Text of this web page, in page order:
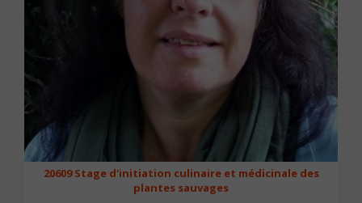
20609 Stage d'initiation culinaire et médicinale des
plantes sauvages